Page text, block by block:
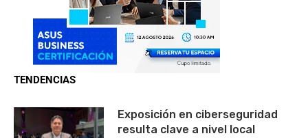
TENDENCIAS
Exposición en ciberseguridad
resulta clave a nivel local